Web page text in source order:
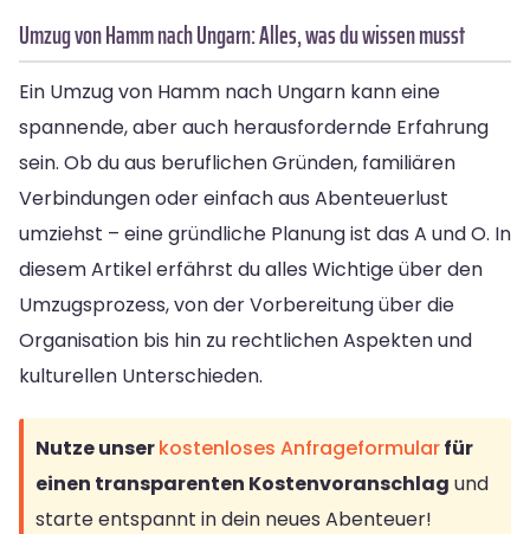
Umzug von Hamm nach Ungarn: Alles, was du wissen musst
Ein Umzug von Hamm nach Ungarn kann eine
spannende, aber auch herausfordernde Erfahrung
sein. Ob du aus beruflichen Gründen, familiären
Verbindungen oder einfach aus Abenteuerlust
umziehst – eine gründliche Planung ist das A und O. In
diesem Artikel erfährst du alles Wichtige über den
Umzugsprozess, von der Vorbereitung über die
Organisation bis hin zu rechtlichen Aspekten und
kulturellen Unterschieden.
Nutze unserkostenloses Anfrageformularfür
einen transparenten Kostenvoranschlag und
starte entspannt in dein neues Abenteuer!